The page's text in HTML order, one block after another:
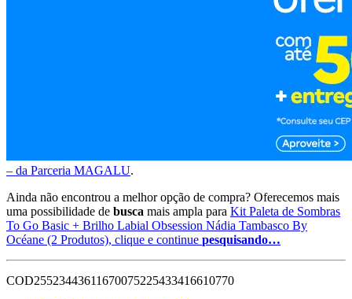
– da Parceria MAGALU.
Ainda não encontrou a melhor opção de compra? Oferecemos mais
uma possibilidade de busca mais ampla para Kit Paleta de Sombras
To Go Basic + Brilho Labial Obsession Nádia Tambasco By
Océane (2 Produtos), clique e continue pesquisando…
COD25523443611670075225433416610770